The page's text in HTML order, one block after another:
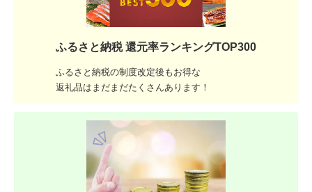
ふるさと納税 還元率ランキングTOP300
ふるさと納税の制度改定後もお得な
返礼品はまだまだたくさんあります！